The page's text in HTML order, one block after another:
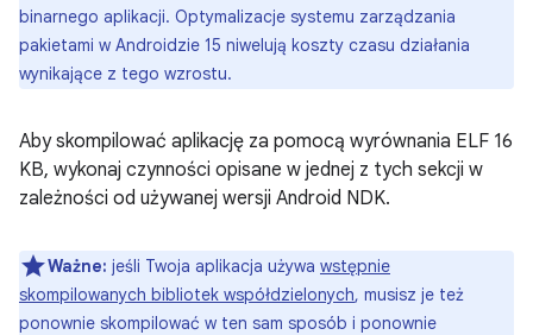
binarnego aplikacji. Optymalizacje systemu zarządzania
pakietami w Androidzie 15 niwelują koszty czasu działania
wynikające z tego wzrostu.
Aby skompilować aplikację za pomocą wyrównania ELF 16
KB, wykonaj czynności opisane w jednej z tych sekcji w
zależności od używanej wersji Android NDK.
Ważne: jeśli Twoja aplikacja używa wstępnie
skompilowanych bibliotek współdzielonych, musisz je też
ponownie skompilować w ten sam sposób i ponownie